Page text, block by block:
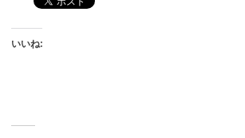
いいね: